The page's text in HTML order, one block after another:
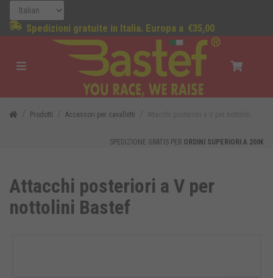
Spedizioni gratuite in Italia. Europa a €35,00
Prodotti Accessori per cavalletti
SPEDIZIONE GRATIS PER ORDINI SUPERIORI A 200€
Attacchi posteriori a V per
nottolini Bastef